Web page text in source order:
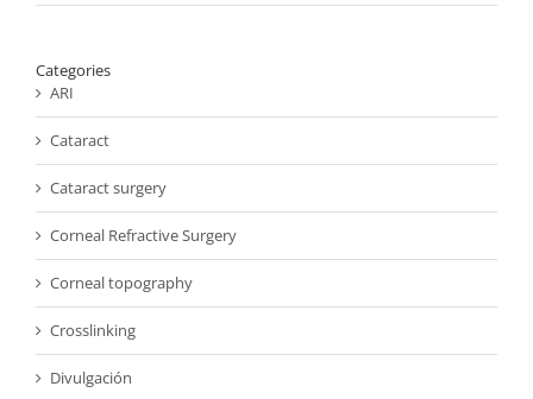
Categories
ARI
Cataract
Cataract surgery
Corneal Refractive Surgery
Corneal topography
Crosslinking
Divulgación